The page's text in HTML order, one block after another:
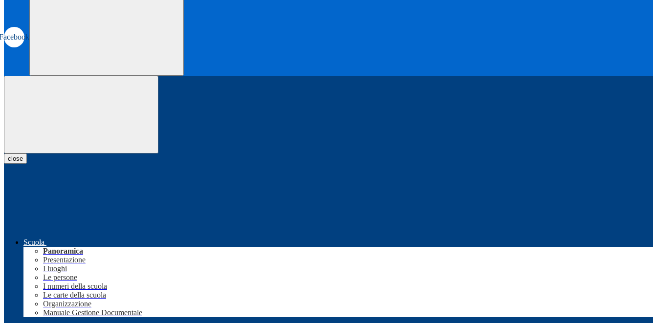
close
Scuola
Panoramica
Presentazione
I luoghi
Le persone
I numeri della scuola
Le carte della scuola
Organizzazione
Manuale Gestione Documentale